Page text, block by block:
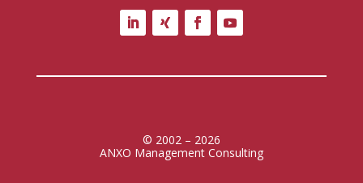
© 2002 – 2026
ANXO Management Consulting